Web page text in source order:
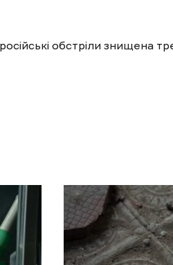
обстріли знищена